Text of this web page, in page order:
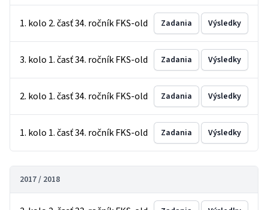
1. kolo 2. časť 34. ročník FKS-old Zadania Výsledky
3. kolo 1. časť 34. ročník FKS-old Zadania Výsledky
2. kolo 1. časť 34. ročník FKS-old Zadania Výsledky
1. kolo 1. časť 34. ročník FKS-old Zadania Výsledky
2017 / 2018